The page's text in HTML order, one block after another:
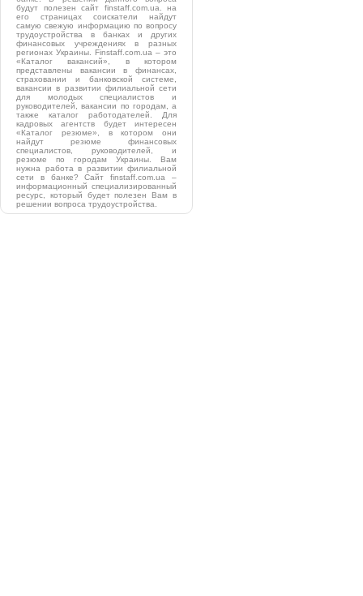
будут полезен сайт finstaff.com.ua. на
его страницах соискатели найдут
самую свежую информацию по вопросу
трудоустройства в банках и других
финансовых учреждениях в разных
регионах Украины. Finstaff.com.ua – это
«Каталог вакансий», в котором
представлены вакансии в финансах,
страховании и банковской системе,
вакансии в развитии филиальной сети
для молодых специалистов и
руководителей, вакансии по городам, а
также каталог работодателей. Для
кадровых агентств будет интересен
«Каталог резюме», в котором они
найдут резюме финансовых
специалистов, руководителей, и
резюме по городам Украины. Вам
нужна работа в развитии филиальной
сети в банке? Сайт finstaff.com.ua –
информационный специализированный
ресурс, который будет полезен Вам в
решении вопроса трудоустройства.